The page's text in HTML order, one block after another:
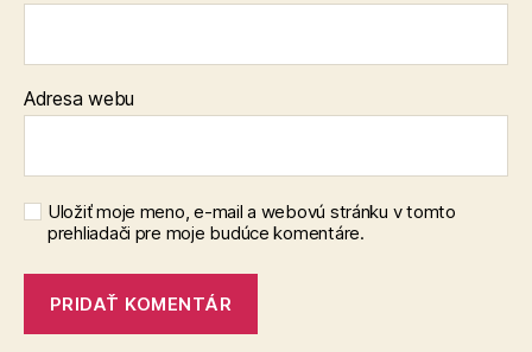
Adresa webu
Uložiť moje meno, e-mail a webovú stránku v tomto
prehliadači pre moje budúce komentáre.